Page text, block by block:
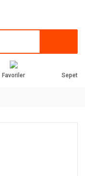
Favoriler Sepet